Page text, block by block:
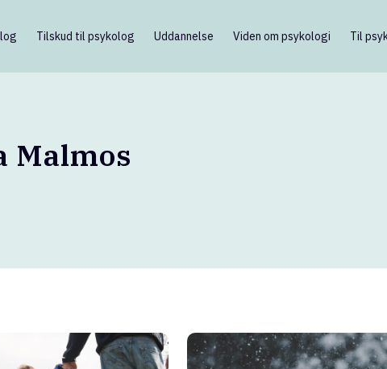
Tilskud til psykolog Uddannelse Viden om psykologi Til
Malmos